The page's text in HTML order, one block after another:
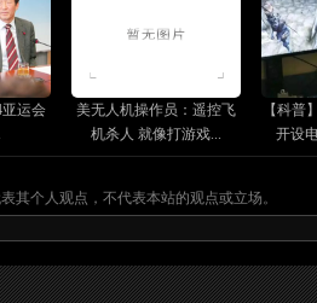
亚运会
美无人机操作员：遥控飞
机杀人 就像打游戏...
【科普
开设
其个人观点，不代表本站的观点或立场。